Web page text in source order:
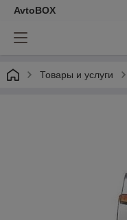
AvtoBOX
Товары и услуги